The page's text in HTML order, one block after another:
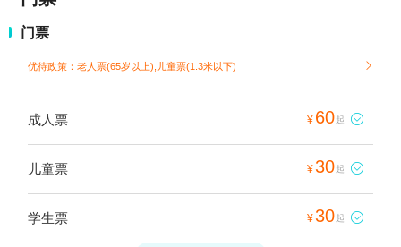
门票
优待政策：老人票(65岁以上),儿童票(1.3米以下) 
成人票 ¥ 60起 
儿童票 ¥30起 
学生票 ¥30起 